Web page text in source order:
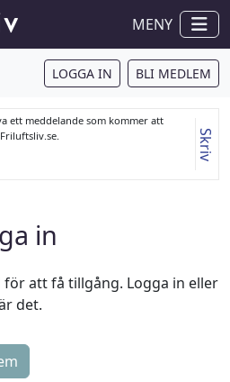
MENY
LOGGA IN BLI MEDLEM
ett meddelande som kommer att
Skriv
in
att få tillgång. Logga in eller
det.